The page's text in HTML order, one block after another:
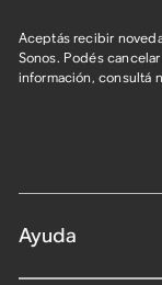
Aceptás recibir
Sonos. Podés
información, consultá
Ayuda